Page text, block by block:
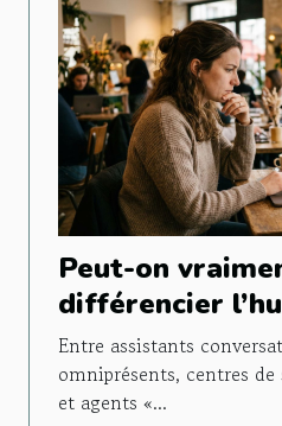
Peut-on
différencier
lors d’un chat
Entre assistants
omniprésents, centres
et agents «...